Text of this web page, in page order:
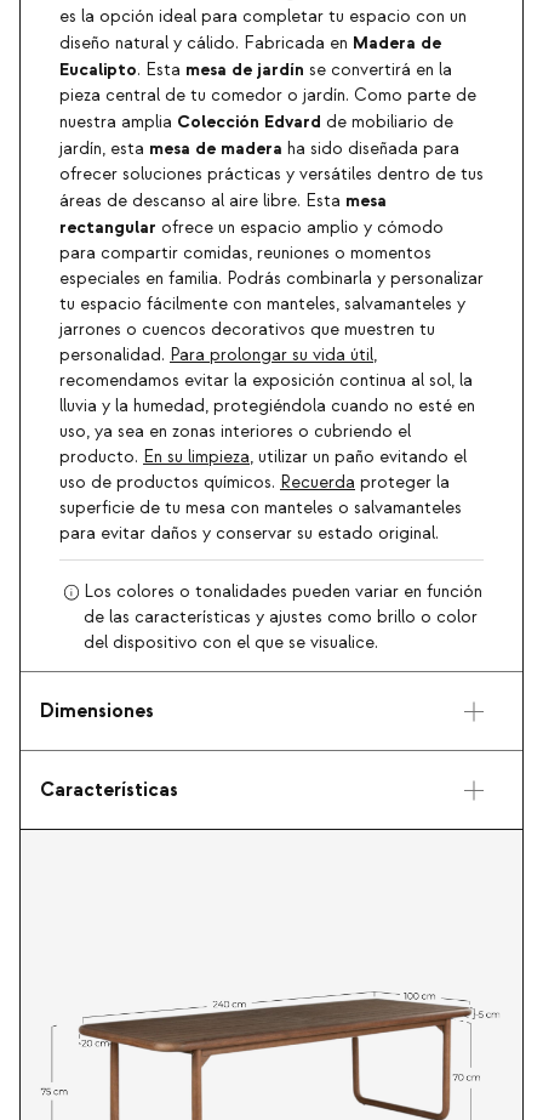
es la opción ideal para completar tu espacio con un
diseño natural y cálido. Fabricada en Madera de
Eucalipto. Esta mesa de jardín se convertirá en la
pieza central de tu comedor o jardín. Como parte de
nuestra amplia Colección Edvard de mobiliario de
jardín, esta mesa de madera ha sido diseñada para
ofrecer soluciones prácticas y versátiles dentro de tus
áreas de descanso al aire libre. Esta mesa
rectangular ofrece un espacio amplio y cómodo
para compartir comidas, reuniones o momentos
especiales en familia. Podrás combinarla y personalizar
tu espacio fácilmente con manteles, salvamanteles y
jarrones o cuencos decorativos que muestren tu
personalidad. Para prolongar su vida útil,
recomendamos evitar la exposición continua al sol, la
lluvia y la humedad, protegiéndola cuando no esté en
uso, ya sea en zonas interiores o cubriendo el
producto. En su limpieza, utilizar un paño evitando el
uso de productos químicos. Recuerda proteger la
superficie de tu mesa con manteles o salvamanteles
para evitar daños y conservar su estado original.
Los colores o tonalidades pueden variar en función
de las características y ajustes como brillo o color
del dispositivo con el que se visualice.
Dimensiones
Características